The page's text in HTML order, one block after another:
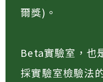
爾獎)。​
Beta實驗室，也
採實驗室檢驗法